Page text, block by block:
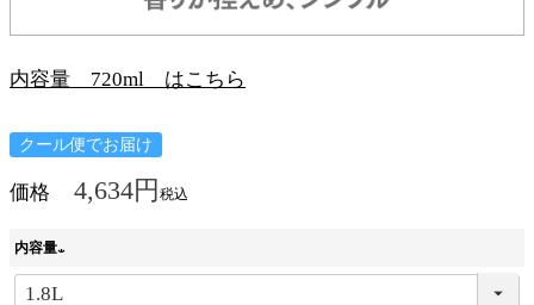
内容量 720ml はこちら
クール便でお届け
価格 4,634 税込
内容量